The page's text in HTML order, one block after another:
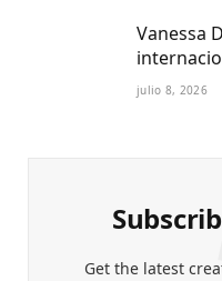
Vanessa
Petite 2027
julio 8, 2026
Get the latest